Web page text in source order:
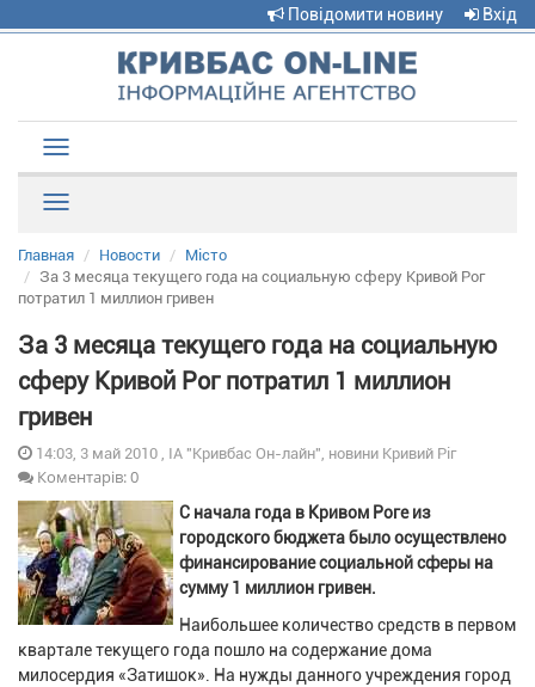
Повідомити новину Вхід
navigation
Главная Новости
Місто
За 3 месяца текущего года на социальную сферу Кривой Рог
потратил 1 миллион гривен
За 3 месяца текущего года на социальную
сферу Кривой Рог потратил 1 миллион
гривен
14:03, 3 май 2010 , ІА "Кривбас Он-лайн", новини Кривий Ріг
Коментарів: 0
С начала года в Кривом Роге из
городского бюджета было осуществлено
финансирование социальной сферы на
сумму 1 миллион гривен.
Наибольшее количество средств в первом
квартале текущего года пошло на содержание дома
милосердия «Затишок». На нужды данного учреждения город